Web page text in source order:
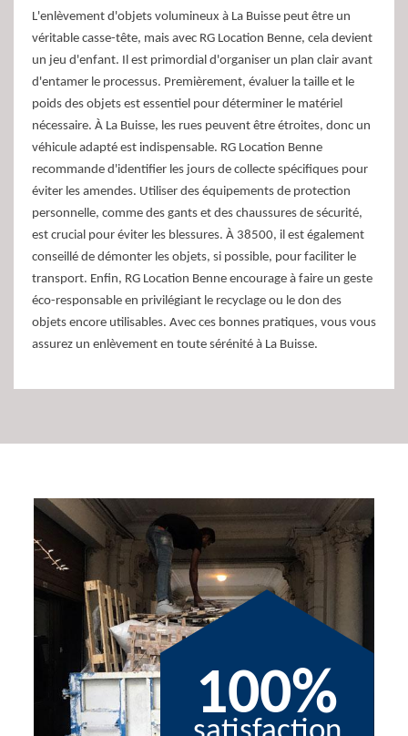
L'enlèvement d'objets volumineux à La Buisse peut être un
véritable casse-tête, mais avec RG Location Benne, cela devient
un jeu d'enfant. Il est primordial d'organiser un plan clair avant
d'entamer le processus. Premièrement, évaluer la taille et le
poids des objets est essentiel pour déterminer le matériel
nécessaire. À La Buisse, les rues peuvent être étroites, donc un
véhicule adapté est indispensable. RG Location Benne
recommande d'identifier les jours de collecte spécifiques pour
éviter les amendes. Utiliser des équipements de protection
personnelle, comme des gants et des chaussures de sécurité,
est crucial pour éviter les blessures. À 38500, il est également
conseillé de démonter les objets, si possible, pour faciliter le
transport. Enfin, RG Location Benne encourage à faire un geste
éco-responsable en privilégiant le recyclage ou le don des
objets encore utilisables. Avec ces bonnes pratiques, vous vous
assurez un enlèvement en toute sérénité à La Buisse.
100%